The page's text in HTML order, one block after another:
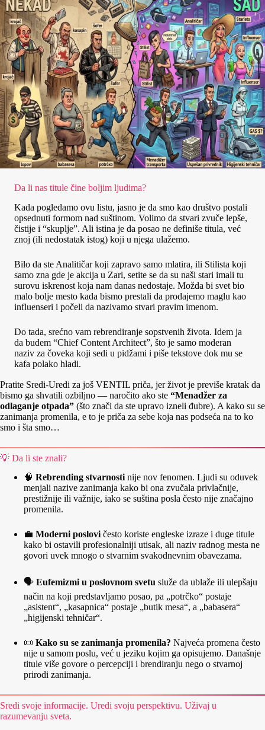
Da li nas titule čine boljim ljudima?
Kada pogledamo ovu listu, jasno je da smo kao društvo postali
opsednuti formom nad suštinom. Volimo da stvari zvuče lepše,
čistije i “skuplje”. Ali istina je da posao ne definiše titula, već
znoj (ili nedostatak istog) koji u njega ulažemo.
Bilo da ste Analitičar koji zapravo samo mlatira, ili Stilista koji
samo zna gde je akcija u Zari, setite se da su naši stari imali tu
surovu iskrenost koja nam danas nedostaje. Možda bi svet bio
malo bolje mesto kada bismo prestali da prodajemo maglu kao
influenseri i počeli da nazivamo stvari pravim imenom.
Do tada, srećno vam rebrendiranje sopstvenih života. Idem ja
da budem “Chief Content Architect”, što je samo moderan
naziv za čoveka koji sedi u pidžami i piše tekstove dok mu se
kafa polako hladi.
Pratite Sredi-Uredi za još VENTIL priča, jer život je previše kratak da
bismo ga shvatili ozbiljno — naročito ako ste “Menadžer za
odlaganje otpada” (što znači da ste upravo izneli đubre). A kako su se
zanimanja promenila, e to je priča za sebe koja nas podseća na to ko
smo i šta smo…
💡 Da li ste znali?
🧠 Rebrending stvarnostinije nov fenomen. Ljudi su oduvek
menjali nazive zanimanja kako bi ona zvučala privlačnije,
prestižnije ili važnije, iako se suština posla često nije značajno
promenila.
💼 Moderni poslovičesto koriste engleske izraze i duge titule
kako bi ostavili profesionalniji utisak, ali naziv radnog mesta ne
govori uvek mnogo o stvarnim svakodnevnim obavezama.
🗣️ Eufemizmi u poslovnom svetu služe da ublaže ili ulepšaju
način na koji predstavljamo posao, pa „potrčko“ postaje
„asistent“, „kasapnica“ postaje „butik mesa“, a „babasera“
„higijenski tehničar“.
📜 Kako su se zanimanja promenila? Najveća promena često
nije u samom poslu, već u jeziku kojim ga opisujemo. Današnje
titule više govore o percepciji i brendiranju nego o stvarnoj
prirodi zanimanja.
Sredi svoje informacije. Uredi svoju perspektivu. Uživaj u
razumevanju sveta.